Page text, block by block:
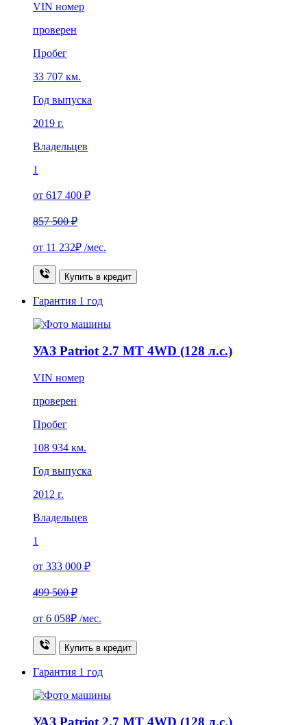
VIN номер
проверен
Пробег
33 707 км.
Год выпуска
2019 г.
Владельцев
1
от 617 400 ₽
857 500 ₽
от 11 232₽ /мес.
Купить в кредит
Гарантия 1 год
УАЗ Patriot 2.7 MT 4WD (128 л.с.)
VIN номер
проверен
Пробег
108 934 км.
Год выпуска
2012 г.
Владельцев
1
от 333 000 ₽
499 500 ₽
от 6 058₽ /мес.
Купить в кредит
Гарантия 1 год
УАЗ Patriot 2.7 MT 4WD (128 л.с.)